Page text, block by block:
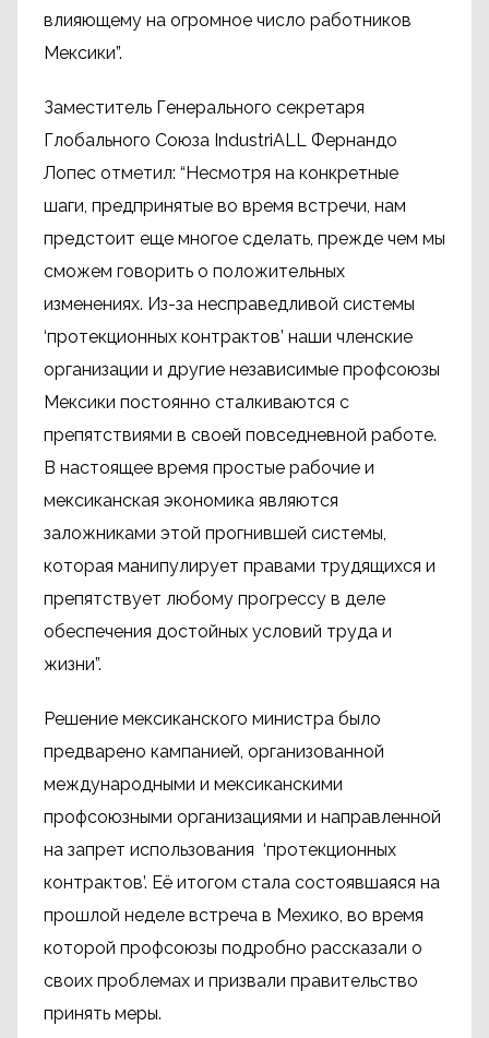
влияющему на огромное число работников
Мексики”.
Заместитель Генерального секретаря
Глобального Союза IndustriALL Фернандо
Лопес отметил: “Несмотря на конкретные
шаги, предпринятые во время встречи, нам
предстоит еще многое сделать, прежде чем мы
сможем говорить о положительных
изменениях. Из-за несправедливой системы
‘протекционных контрактов’ наши членские
организации и другие независимые профсоюзы
Мексики постоянно сталкиваются с
препятствиями в своей повседневной работе.
В настоящее время простые рабочие и
мексиканская экономика являются
заложниками этой прогнившей системы,
которая манипулирует правами трудящихся и
препятствует любому прогрессу в деле
обеспечения достойных условий труда и
жизни”.
Решение мексиканского министра было
предварено кампанией, организованной
международными и мексиканскими
профсоюзными организациями и направленной
на запрет использования ‘протекционных
контрактов’. Её итогом стала состоявшаяся на
прошлой неделе встреча в Мехико, во время
которой профсоюзы подробно рассказали о
своих проблемах и призвали правительство
принять меры.